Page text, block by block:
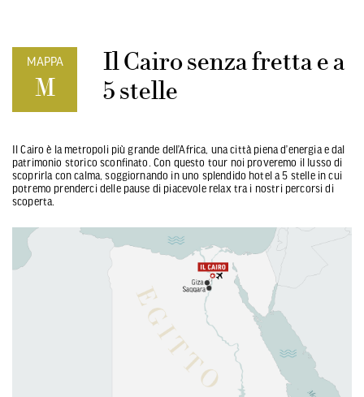
MAPPA
M
Il Cairo senza fretta e a
5 stelle
Il Cairo è la metropoli più grande dell’Africa, una città piena d’energia e dal
patrimonio storico sconfinato. Con questo tour noi proveremo il lusso di
scoprirla con calma, soggiornando in uno splendido hotel a 5 stelle in cui
potremo prenderci delle pause di piacevole relax tra i nostri percorsi di
scoperta.